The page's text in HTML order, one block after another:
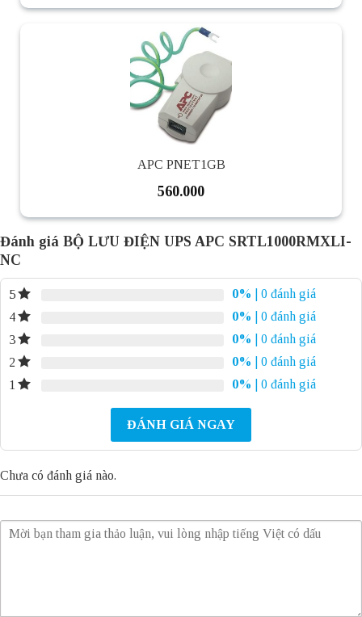
APC PNET1GB
560.000
Đánh giá BỘ LƯU ĐIỆN UPS APC SRTL1000RMXLI-
NC
5 0%
| 0 đánh giá
4
0%
| 0 đánh giá
3
0%
| 0 đánh giá
2
0%
| 0 đánh giá
1
0% | 0 đánh giá
ĐÁNH GIÁ NGAY
Chưa có đánh giá nào.